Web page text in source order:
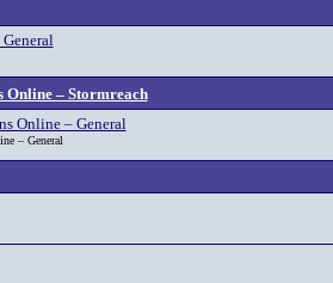
Online – Stormreach
Online – General
– General